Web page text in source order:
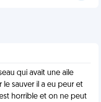
qui avait une aile
le sauver il a eu peur et
horrible et on ne peut